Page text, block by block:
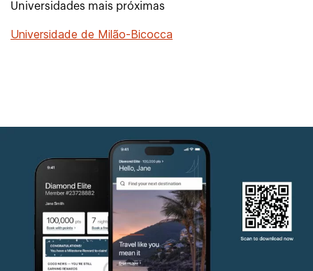
Universidades mais próximas
Universidade de Milão-Bicocca